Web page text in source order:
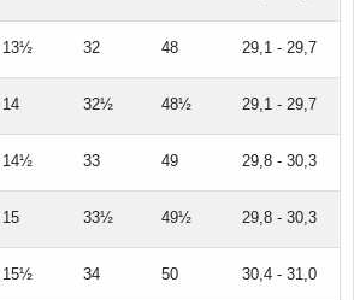
13½ 32 48 29,1 - 29,7
14 32½ 48½ 29,1 - 29,7
14½ 33 49 29,8 - 30,3
15 33½ 49½ 29,8 - 30,3
15½ 34 50 30,4 - 31,0